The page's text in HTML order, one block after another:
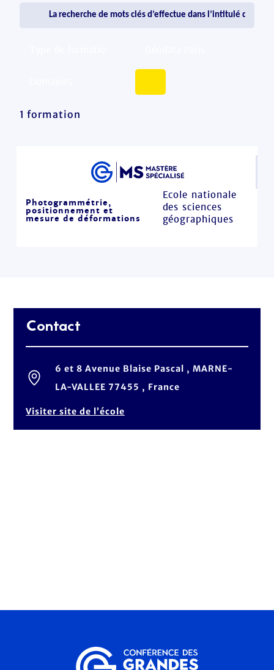
1 formation
Photogrammétrie,
positionnement et
mesure de déformations
Ecole nationale
des sciences
géographiques
Contact
6 et 8 Avenue Blaise Pascal , MARNE-
LA-VALLEE 77455 , France
Visiter site de l’école